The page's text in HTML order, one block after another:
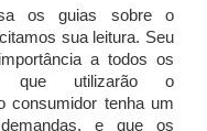
os guias sobre o
sua leitura. Seu
a todos os
que utilizarão o
consumidor tenha um
e que os